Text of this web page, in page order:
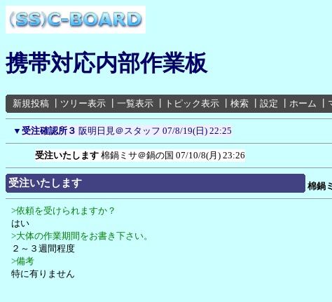
携帯対応内部作業板
新規投稿 ツリー表示 一覧表示 トピック表示 検索 設定 ホーム
▼ 受注確認所３ 阪明日見＠スタッフ 07/8/19(日) 22:25
受注いたします 棉鍋ミサ＠鍋の国 07/10/8(月) 23:26
受注いたします 棉鍋
>依頼を受けられますか？
はい
>大体の作業期間をお書き下さい。
２～３週間程度
>備考
特に有りません